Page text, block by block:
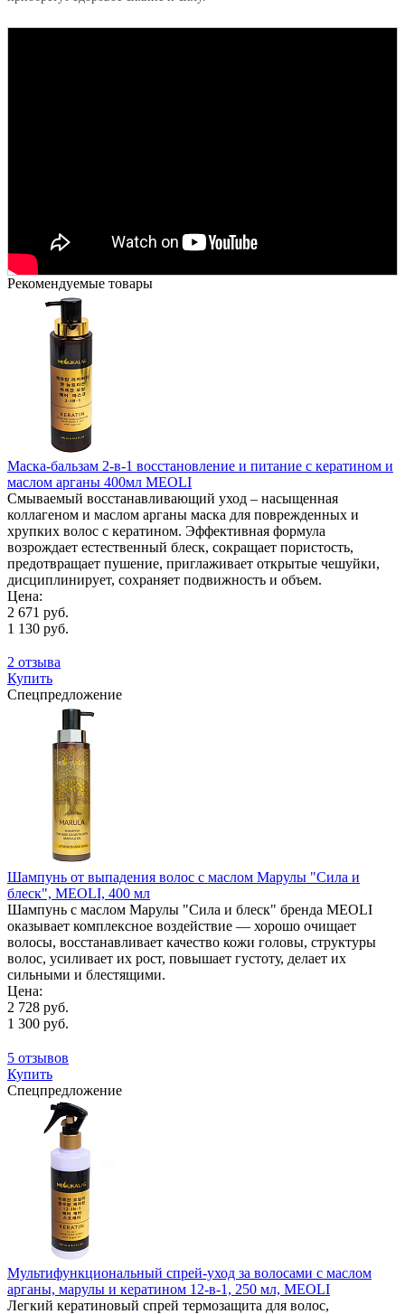
Рекомендуемые товары
Маска-бальзам 2-в-1 восстановление и питание с кератином и
маслом арганы 400мл MEOLI
Смываемый восстанавливающий уход – насыщенная
коллагеном и маслом арганы маска для поврежденных и
хрупких волос с кератином. Эффективная формула
возрождает естественный блеск, сокращает пористость,
предотвращает пушение, приглаживает открытые чешуйки,
дисциплинирует, сохраняет подвижность и объем.
Цена:
2 671 руб.
1 130 руб.
2 отзыва
Купить
Спецпредложение
Шампунь от выпадения волос с маслом Марулы "Сила и
блеск", MEOLI, 400 мл
Шампунь с маслом Марулы "Сила и блеск" бренда MEOLI
оказывает комплексное воздействие — хорошо очищает
волосы, восстанавливает качество кожи головы, структуры
волос, усиливает их рост, повышает густоту, делает их
сильными и блестящими.
Цена:
2 728 руб.
1 300 руб.
5 отзывов
Купить
Спецпредложение
Мультифункциональный спрей-уход за волосами с маслом
арганы, марулы и кератином 12-в-1, 250 мл, MEOLI
Легкий кератиновый спрей термозащита для волос,